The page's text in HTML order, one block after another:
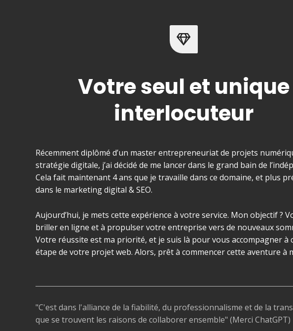
Votre seul et unique
interlocuteur
Récemment diplômé d’un master entrepreneuriat de projets
stratégie digitale, j’ai décidé de me lancer dans le grand bain de
Cela fait maintenant 4 ans que je travaille dans ce domaine, et plus
dans le marketing digital & SEO.
Aujourd’hui, je mets cette expérience à votre service. Mon objectif ?
briller en ligne et à propulser votre entreprise vers de nouveaux
Votre réussite est ma priorité, et je suis là pour vous accompagner à
étape de votre projet web. Alors, prêt à commencer cette aventure à
"C'est dans l'alliance de la fiabilité, du professionnalisme et de la
que se trouvent les raisons de collaborer ensemble" (Merci ChatGPT)